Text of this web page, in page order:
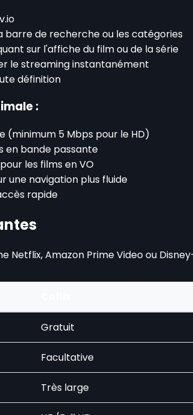
barre de recherche ou les catégories
sur l'affiche du film ou de la série
le streaming instantanément
définition
:
(minimum 5 Mbps pour le HD)
en bande passante
les films en VO
une navigation plus fluide
rapide
Amazon Prime Video ou
Gratuit
Facultative
Très large